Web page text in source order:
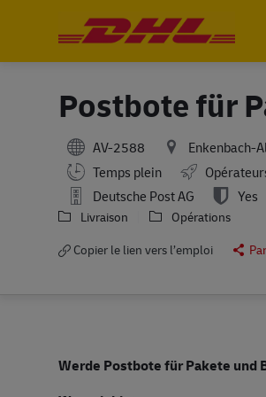
Postbote für
AV-2588 Enkenbach-
Temps plein
Deutsche Post AG
Yes
Livraison
Opérations
Copier le lien vers l’emploi
Werde Postbote für Pakete und